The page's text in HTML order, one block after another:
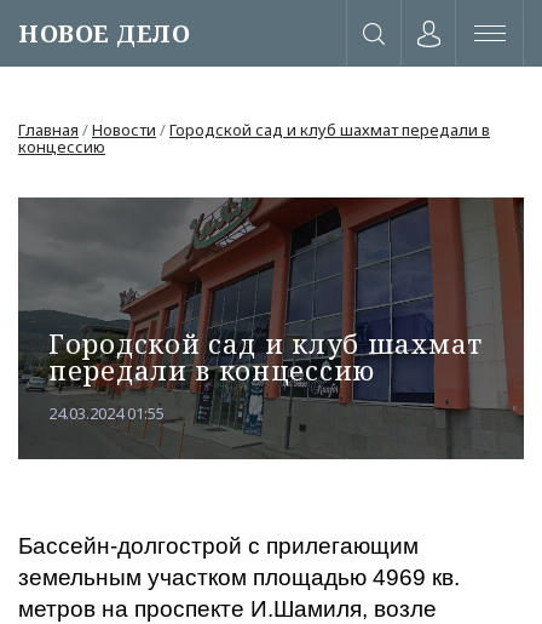
НОВОЕ ДЕЛО
Главная /Новости /Городской сад и клуб шахмат передали в
концессию
Городской сад и клуб шахмат
передали в концессию
24.03.2024 01:55
Бассейн-долгострой с прилегающим
земельным участком площадью 4969 кв.
метров на проспекте И.Шамиля, возле